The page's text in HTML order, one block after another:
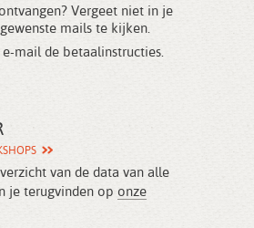
Vergeet niet in je
mails te kijken.
mail de betaalinstructies.
van de data van alle
je terugvinden op onze